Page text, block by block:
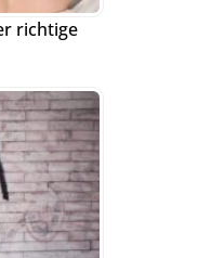
richtige